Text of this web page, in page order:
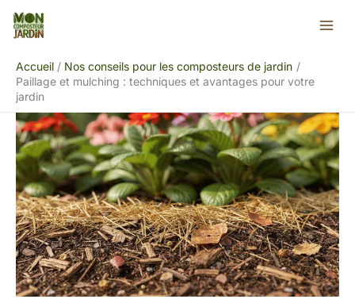
Aller
Accueil
Nos conseils pour les composteurs de jardin
Paillage et mulching : techniques et avantages pour votre
jardin
Rechercher